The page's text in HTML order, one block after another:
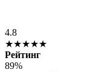
4.8
★★★★★
Рейтинг
89%